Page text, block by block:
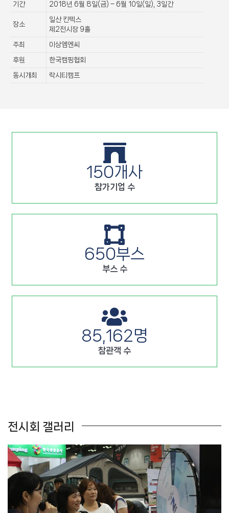
기간 2018년 6월 8일(금) – 6월 10일(일), 3일간
장소
일산 킨텍스
제2전시장 9홀
주최 이상엠엔씨
후원 한국캠핑협회
동시개최 락시티캠프
150개사
참가기업 수
650부스
부스 수
85,162명
참관객 수
전시회 갤러리